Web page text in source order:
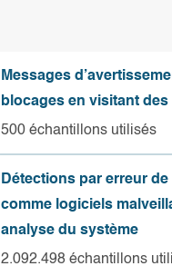
Messages
blocages en visitant
500 échantillons utilisés
Détections par erreur
comme logiciels
analyse du système
2.092.498 échantillons